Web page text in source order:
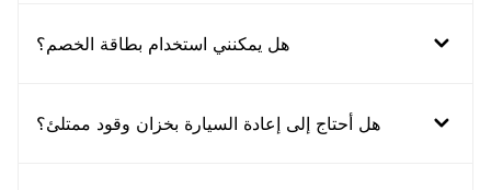
هل يمكنني استخدام بطاقة الخصم؟
هل أحتاج إلى إعادة السيارة بخزان وقود ممتلئ؟